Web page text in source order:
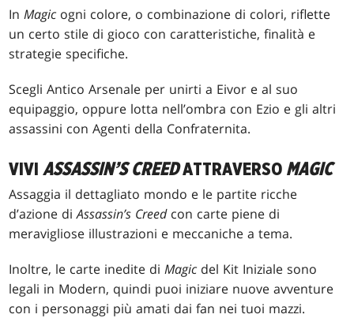
InMagic ogni colore, o combinazione di colori, riflette
un certo stile di gioco con caratteristiche, finalità e
strategie specifiche.
Scegli Antico Arsenale per unirti a Eivor e al suo
equipaggio, oppure lotta nell’ombra con Ezio e gli altri
assassini con Agenti della Confraternita.
VIVIASSASSIN’S CREEDATTRAVERSO MAGIC
Assaggia il dettagliato mondo e le partite ricche
d’azione diAssassin’s Creedcon carte piene di
meravigliose illustrazioni e meccaniche a tema.
Inoltre, le carte inedite diMagic del Kit Iniziale sono
legali in Modern, quindi puoi iniziare nuove avventure
con i personaggi più amati dai fan nei tuoi mazzi.